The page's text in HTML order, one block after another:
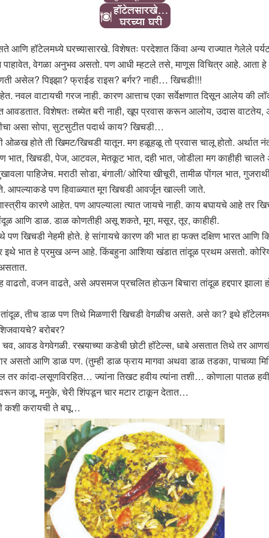
आणि हॉटेलमध्ये घरच्यासारखे. विशेषतः परदेशात किंवा अन्य राज्यात गेलेले
पाहावेत, वेगळा अनुभव असतो. पण आधी म्हटले तसे, माणूस विचित्र आहे.
असेल? पिझ्झा? फ्राईड राइस? बर्गर? नाही… खिचडी!!!
वाटायची गरज नाही. कारण आत्ताच एका सर्वेक्षणात दिसून आलेय की
आवडतात. विशेषतः तब्येत बरी नाही, खूप प्रवास करून आलोय, उदास
असा सोपा, सुटसुटीत पदार्थ काय? खिचडी…
ओळख होते ती खिमट/खिचडी यातून. मग हळूहळू तो प्रवास चालू होतो.
भात, खिचडी, पेज, आटवल, मेतकूट भात, दही भात, जोडीला मग काहीही चालते
पाहिजेच. मराठी सोडा, बंगाली/ ओरिया खीचूरी, तामीळ पोंगल भात,
आपल्याकडे पण हिवाळ्यात मूग खिचडी आवर्जून खाल्ली जाते.
कारणे आहेत. पण आपल्याला त्यात जायचे नाही. काय बघायचे आहे तर
आणि डाळ. डाळ कोणतीही असू शकते, मूग, मसूर, तूर, काहीही.
इथे पण खिचडी नेहमी होते. हे सांगायचे कारण की भात हा फक्त दक्षिण भारत
भात हे प्रमुख अन्न आहे. किंबहुना आशिया खंडात तांदूळ प्रथम असतो.
वजन वाढते, असे अपसमज प्रचलित होऊन बिचारा तांदूळ हद्दपार झाला
तांदूळ, तीच डाळ पण तिथे मिळणारी खिचडी वेगळीच असते. असे का? इथे
बरोबर?
आवड वेगवेगळी. रस्त्याच्या कडेची छोटी हॉटेल्स, धाबे असतात तिथे तर
असतो आणि डाळ पण. (तुम्ही डाळ फ्राय मागवा अथवा डाळ तडका, पाचव्या
कांदा-लसूणविरहित… ज्यांना तिखट हवीय त्यांना तशी… कोणाला पातळ
काजू, मनुके, चेरी शिंपडून चार मटार टाकून देतात…
कशी करायची ते बघू…